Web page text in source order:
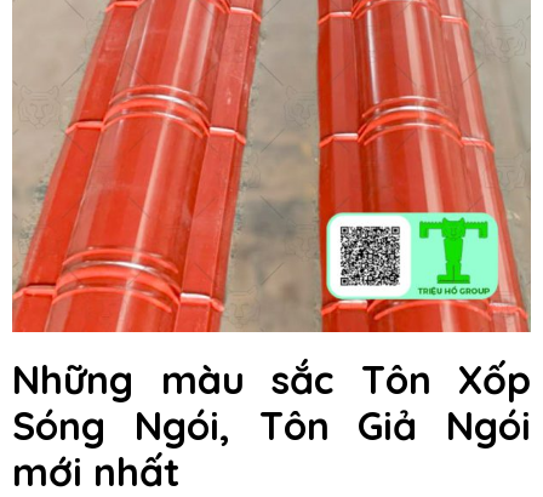
Những màu sắc Tôn Xốp
Sóng Ngói, Tôn Giả Ngói
mới nhất